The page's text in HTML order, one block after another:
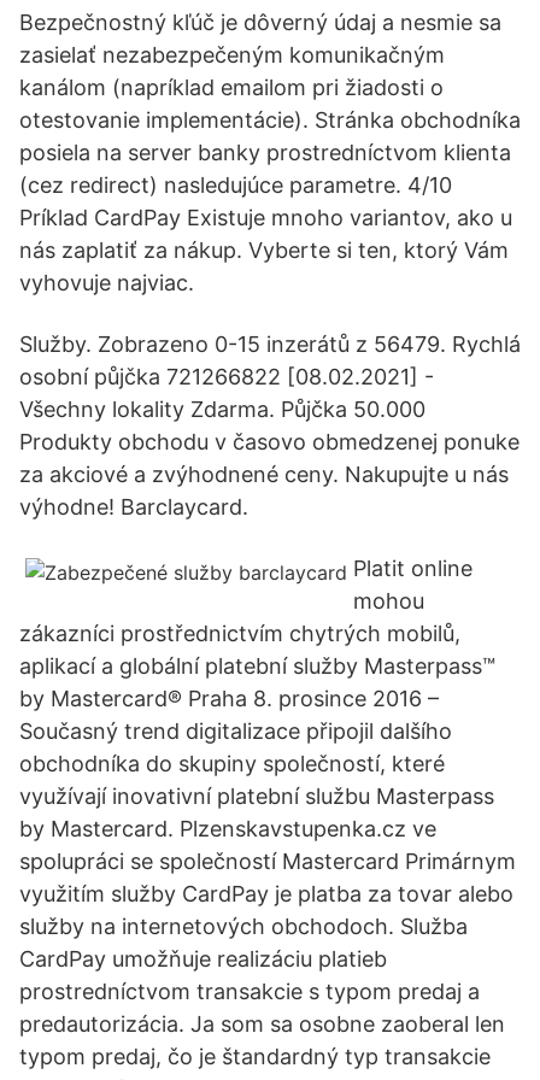
Bezpečnostný kľúč je dôverný údaj a nesmie sa
zasielať nezabezpečeným komunikačným
kanálom (napríklad emailom pri žiadosti o
otestovanie implementácie). Stránka obchodníka
posiela na server banky prostredníctvom klienta
(cez redirect) nasledujúce parametre. 4/10
Príklad CardPay Existuje mnoho variantov, ako u
nás zaplatiť za nákup. Vyberte si ten, ktorý Vám
vyhovuje najviac.
Služby. Zobrazeno 0-15 inzerátů z 56479. Rychlá
osobní půjčka 721266822 [08.02.2021] -
Všechny lokality Zdarma. Půjčka 50.000
Produkty obchodu v časovo obmedzenej ponuke
za akciové a zvýhodnené ceny. Nakupujte u nás
výhodne! Barclaycard.
Platit online
mohou
zákazníci prostřednictvím chytrých mobilů,
aplikací a globální platební služby Masterpass™
by Mastercard® Praha 8. prosince 2016 –
Současný trend digitalizace připojil dalšího
obchodníka do skupiny společností, které
využívají inovativní platební službu Masterpass
by Mastercard. Plzenskavstupenka.cz ve
spolupráci se společností Mastercard Primárnym
využitím služby CardPay je platba za tovar alebo
služby na internetových obchodoch. Služba
CardPay umožňuje realizáciu platieb
prostredníctvom transakcie s typom predaj a
predautorizácia. Ja som sa osobne zaoberal len
typom predaj, čo je štandardný typ transakcie